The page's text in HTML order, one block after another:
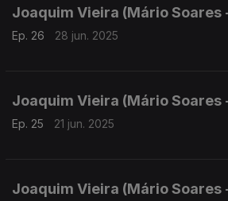
Joaquim Vieira (Mário Soares
Ep. 26 28 jun. 2025
Joaquim Vieira (Mário Soares
Ep. 25 21 jun. 2025
Joaquim Vieira (Mário Soares